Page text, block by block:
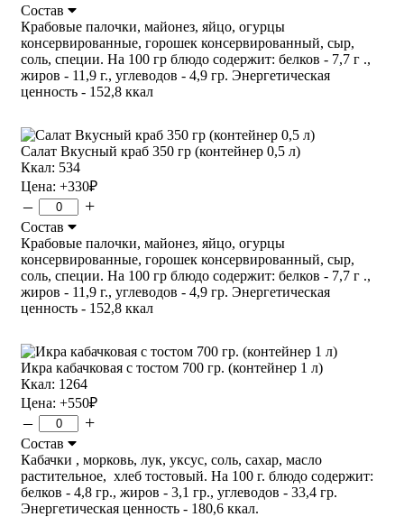
Состав
Крабовые палочки, майонез, яйцо, огурцы
консервированные, горошек консервированный, сыр,
соль, специи. На 100 гр блюдо содержит: белков - 7,7 г .,
жиров - 11,9 г., углеводов - 4,9 гр. Энергетическая
ценность - 152,8 ккал
Салат Вкусный краб 350 гр (контейнер 0,5 л)
Ккал: 534
Цена: +330₽
– +
Состав
Крабовые палочки, майонез, яйцо, огурцы
консервированные, горошек консервированный, сыр,
соль, специи. На 100 гр блюдо содержит: белков - 7,7 г .,
жиров - 11,9 г., углеводов - 4,9 гр. Энергетическая
ценность - 152,8 ккал
Икра кабачковая с тостом 700 гр. (контейнер 1 л)
Ккал: 1264
Цена: +550₽
– +
Состав
Кабачки , морковь, лук, уксус, соль, сахар, масло
растительное, хлеб тостовый. На 100 г. блюдо содержит:
белков - 4,8 гр., жиров - 3,1 гр., углеводов - 33,4 гр.
Энергетическая ценность - 180,6 ккал.